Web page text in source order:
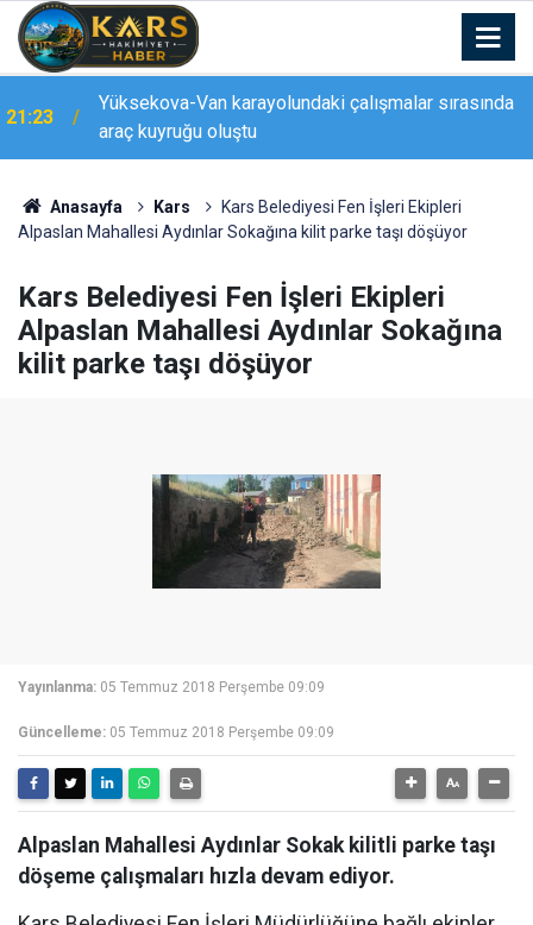
21:23
Yüksekova-Van karayolundaki çalışmalar sırasında
araç kuyruğu oluştu
21:22
Erzurum’da silahlı kavga: 1 yaralı
Anasayfa Kars
Kars Belediyesi Fen İşleri Ekipleri
Alpaslan Mahallesi Aydınlar Sokağına kilit parke taşı döşüyor
Kars Belediyesi Fen İşleri Ekipleri
Alpaslan Mahallesi Aydınlar Sokağına
kilit parke taşı döşüyor
Yayınlanma: 05 Temmuz 2018 Perşembe 09:09
Güncelleme: 05 Temmuz 2018 Perşembe 09:09
Alpaslan Mahallesi Aydınlar Sokak kilitli parke taşı
döşeme çalışmaları hızla devam ediyor.